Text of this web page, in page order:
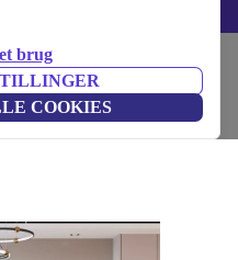
brug
COOKIES
hvid